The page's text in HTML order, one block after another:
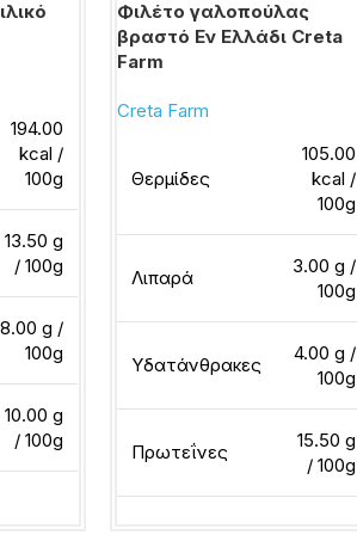
194.00
kcal /
100g
13.50 g
/ 100g
8.00 g /
100g
10.00 g
/ 100g
Φιλέτο γαλοπούλας
βραστό Εν Ελλάδι Creta
Farm
Creta Farm
Θερμίδες
105.00
kcal /
100g
Λιπαρά
3.00 g /
100g
Υδατάνθρακες
4.00 g /
100g
Πρωτεΐνες
15.50 g
/ 100g